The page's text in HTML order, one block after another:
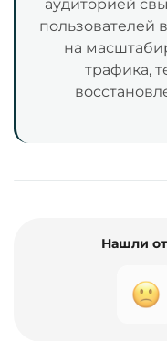
аудиторией
пользователей
на
трафика,
Нашли